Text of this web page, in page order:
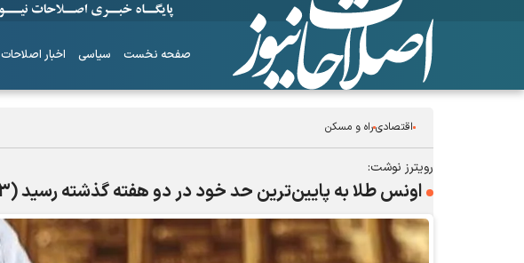
صفحه نخست سیاسی اخبار اصلاحات
اقتصادیراه و مسکن
رویترز نوشت:
اونس طلا به پایین‌ترین حد خود در دو هفته گذشته رسید (۳ تیر ۱۴۰۵)